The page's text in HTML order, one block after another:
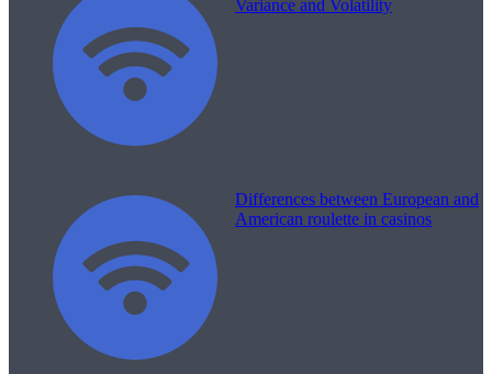
Variance and Volatility
Differences between European and
American roulette in casinos